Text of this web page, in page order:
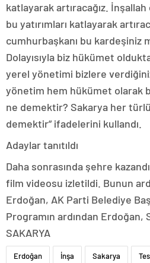
katlayarak artıracağız.
bu yatırımları katlayarak
cumhurbaşkanı bu kardeşiniz
Dolayısıyla biz hükümet
yerel yönetimi bizlere
yönetim hem hükümet olarak
ne demektir? Sakarya her
demektir” ifadelerini kullandı.
Adaylar tanıtıldı
Daha sonrasında şehre
film videosu izletildi. Bunun
Erdoğan, AK Parti Belediye
Programın ardından Erdoğan,
SAKARYA
Erdoğan İnşa Sakarya